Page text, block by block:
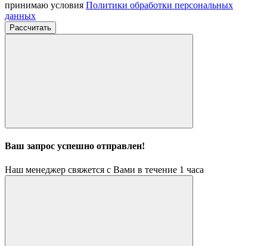
принимаю условия Политики обработки персональных
данных
Рассчитать
Ваш запрос успешно отправлен!
Наш менеджер свяжется с Вами в течение 1 часа